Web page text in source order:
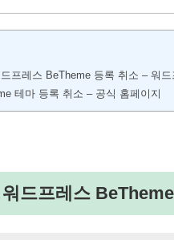
프레스 BeTheme 등록 취소 – 워
테마 등록 취소 – 공식 홈페이지
드프레스